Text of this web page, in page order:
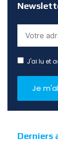
J'ai lu et
Derniers